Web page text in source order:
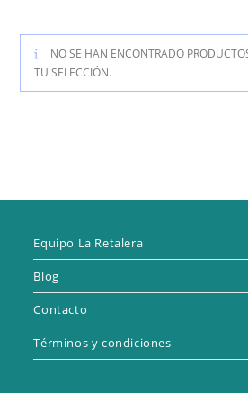
NO SE HAN ENCONTRADO
TU SELECCIÓN.
Equipo La Retalera
Blog
Contacto
Términos y condiciones